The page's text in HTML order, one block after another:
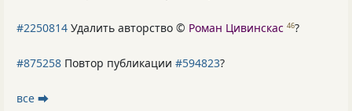
#2250814 Удалить авторство © Роман Цивинскас 46?
#875258 Повтор публикации #594823?
все ⮕